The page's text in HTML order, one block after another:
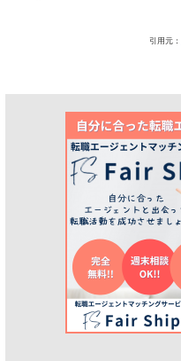
引用元：